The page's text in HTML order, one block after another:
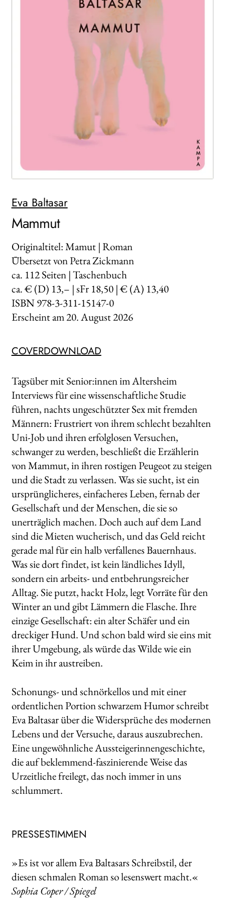
Eva Baltasar
Mammut
Originaltitel: Mamut | Roman
Übersetzt von Petra Zickmann
ca. 112Seiten | Taschenbuch
ca. € (D) 13,– | sFr 18,50 | € (A) 13,40
ISBN 978-3-311-15147-0
Erscheint am20. August 2026
COVERDOWNLOAD
Tagsüber mit Senior:innen im Altersheim
Interviews für eine wissenschaftliche Studie
führen, nachts ungeschützter Sex mit fremden
Männern: Frustriert von ihrem schlecht bezahlten
Uni-Job und ihren erfolglosen Versuchen,
schwanger zu werden, beschließt die Erzählerin
von Mammut, in ihren rostigen Peugeot zu steigen
und die Stadt zu verlassen. Was sie sucht, ist ein
ursprünglicheres, einfacheres Leben, fernab der
Gesellschaft und der Menschen, die sie so
unerträglich machen. Doch auch auf dem Land
sind die Mieten wucherisch, und das Geld reicht
gerade mal für ein halb verfallenes Bauernhaus.
Was sie dort findet, ist kein ländliches Idyll,
sondern ein arbeits- und entbehrungsreicher
Alltag. Sie putzt, hackt Holz, legt Vorräte für den
Winter an und gibt Lämmern die Flasche. Ihre
einzige Gesellschaft: ein alter Schäfer und ein
dreckiger Hund. Und schon bald wird sie eins mit
ihrer Umgebung, als würde das Wilde wie ein
Keim in ihr austreiben.
Schonungs- und schnörkellos und mit einer
ordentlichen Portion schwarzem Humor schreibt
Eva Baltasar über die Widersprüche des modernen
Lebens und der Versuche, daraus auszubrechen.
Eine ungewöhnliche Aussteigerinnengeschichte,
die auf beklemmend-faszinierende Weise das
Urzeitliche freilegt, das noch immer in uns
schlummert.
PRESSESTIMMEN
»Es ist vor allem Eva Baltasars Schreibstil, der
diesen schmalen Roman so lesenswert macht.«
Sophia Coper / Spiegel